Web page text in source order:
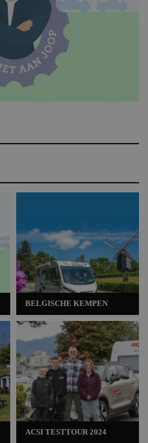
BELGISCHE KEMPEN
ACSI TESTTOUR 2024